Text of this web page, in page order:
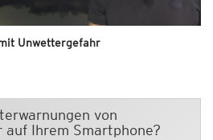
Unwettergefahr
von
Ihrem Smartphone?